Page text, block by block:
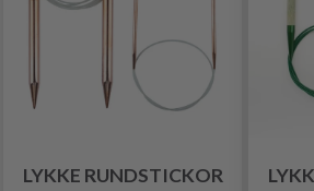
LYKKE RUNDSTICKOR